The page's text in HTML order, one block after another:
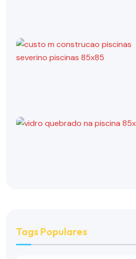
Tags Populares